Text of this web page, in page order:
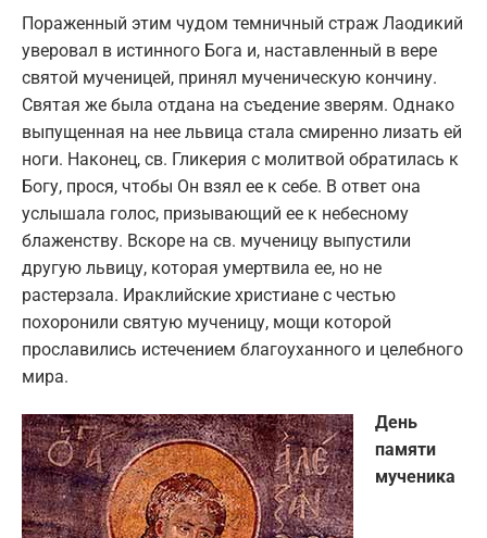
Пораженный этим чудом темничный страж Лаодикий
уверовал в истинного Бога и, наставленный в вере
святой мученицей, принял мученическую кончину.
Святая же была отдана на съедение зверям. Однако
выпущенная на нее львица стала смиренно лизать ей
ноги. Наконец, св. Гликерия с молитвой обратилась к
Богу, прося, чтобы Он взял ее к себе. В ответ она
услышала голос, призывающий ее к небесному
блаженству. Вскоре на св. мученицу выпустили
другую львицу, которая умертвила ее, но не
растерзала. Ираклийские христиане с честью
похоронили святую мученицу, мощи которой
прославились истечением благоуханного и целебного
мира.
День
памяти
мученика